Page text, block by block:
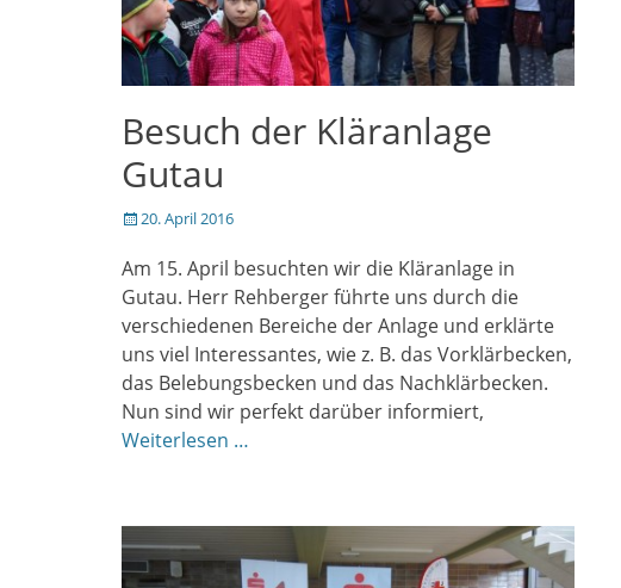
Besuch der Kläranlage
Gutau
Veröffentlicht
20. April 2016
Am 15. April besuchten wir die Kläranlage in
Gutau. Herr Rehberger führte uns durch die
verschiedenen Bereiche der Anlage und erklärte
uns viel Interessantes, wie z. B. das Vorklärbecken,
das Belebungsbecken und das Nachklärbecken.
Nun sind wir perfekt darüber informiert,
Weiterlesen …